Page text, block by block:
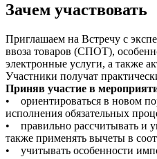
Зачем участвовать
Приглашаем на Встречу с
ввоза товаров (СПОТ),
электронные услуги, а также
Участники получат
Приняв участие в
• ориентироваться в новом
исполнения обязательных
• правильно рассчитывать и
также применять вычеты в
• учитывать особенности